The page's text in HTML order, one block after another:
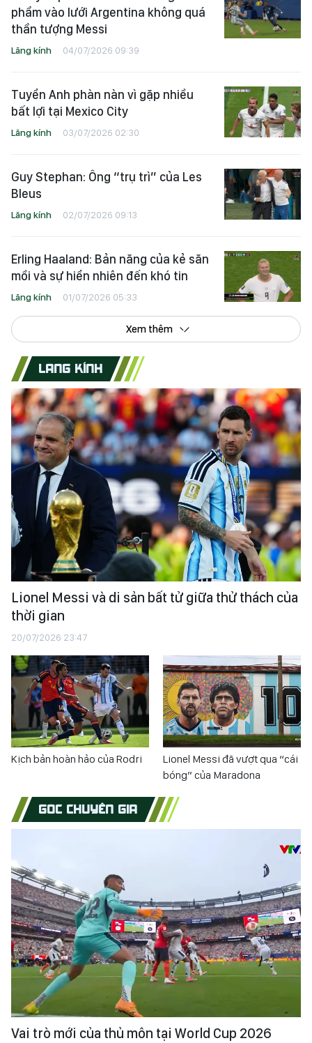
phẩm vào lưới Argentina không quá
thần tượng Messi
Lăng kính 04/07/2026 09:39
Tuyển Anh phàn nàn vì gặp nhiều
bất lợi tại Mexico City
Lăng kính 03/07/2026 02:30
Guy Stephan: Ông “trụ trì” của Les
Bleus
Lăng kính 02/07/2026 09:13
Erling Haaland: Bản năng của kẻ săn
mồi và sự hiển nhiên đến khó tin
Lăng kính 01/07/2026 05:33
Xem thêm
LĂNG KÍNH
Lionel Messi và di sản bất tử giữa thử thách của
thời gian
20/07/2026 23:47
Kịch bản hoàn hảo của Rodri
Lionel Messi đã vượt qua “cái
bóng” của Maradona
GÓC CHUYÊN GIA
Vai trò mới của thủ môn tại World Cup 2026